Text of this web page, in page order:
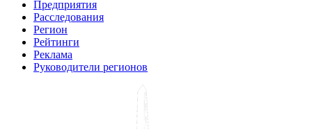
Предприятия
Расследования
Регион
Рейтинги
Реклама
Руководители регионов